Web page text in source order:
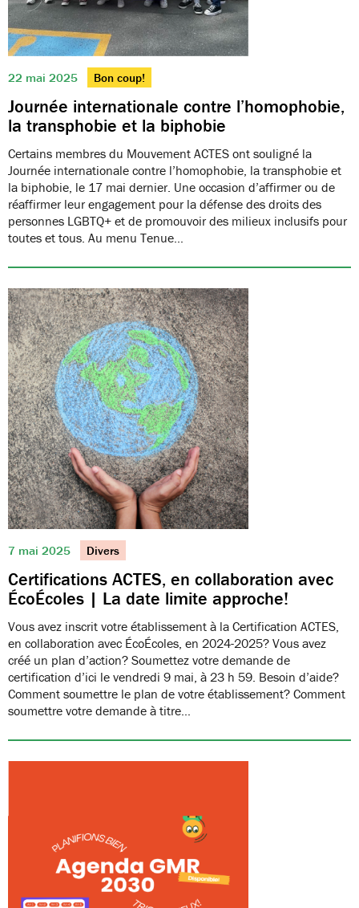
22 mai 2025 Bon coup!
Journée internationale contre l’homophobie,
la transphobie et la biphobie
Certains membres du Mouvement ACTES ont souligné la
Journée internationale contre l’homophobie, la transphobie et
la biphobie, le 17 mai dernier. Une occasion d’affirmer ou de
réaffirmer leur engagement pour la défense des droits des
personnes LGBTQ+ et de promouvoir des milieux inclusifs pour
toutes et tous. Au menu Tenue…
7 mai 2025 Divers
Certifications ACTES, en collaboration avec
ÉcoÉcoles | La date limite approche!
Vous avez inscrit votre établissement à la Certification ACTES,
en collaboration avec ÉcoÉcoles, en 2024-2025? Vous avez
créé un plan d’action? Soumettez votre demande de
certification d’ici le vendredi 9 mai, à 23 h 59. Besoin d’aide?
Comment soumettre le plan de votre établissement? Comment
soumettre votre demande à titre…